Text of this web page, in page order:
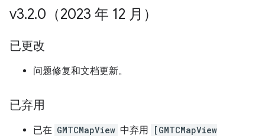
v3.2.0（2023 年 12 月）
已更改
问题修复和文档更新。
已弃用
已在 GMTCMapView 中弃用
[GMTCMapView